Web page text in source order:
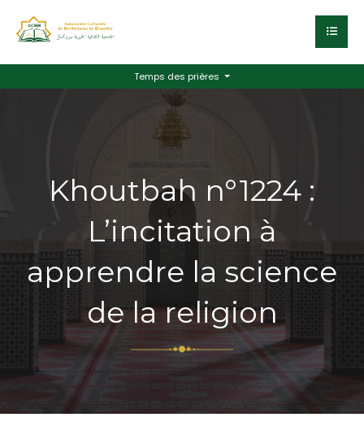
Temps des prières
Khoutbah n°1224 :
L’incitation à
apprendre la science
de la religion